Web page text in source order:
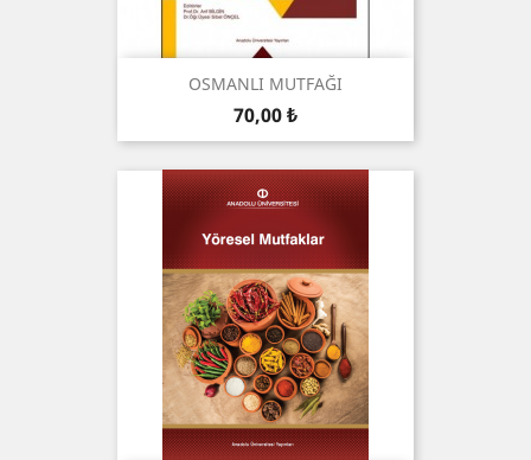
OSMANLI MUTFAĞI
Preis
70,00 ₺